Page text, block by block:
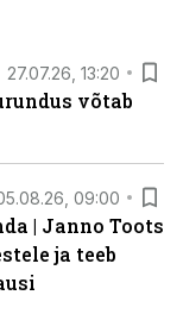
27.07.26, 13:20
võtab
09:00
| Janno Toots
ja teeb